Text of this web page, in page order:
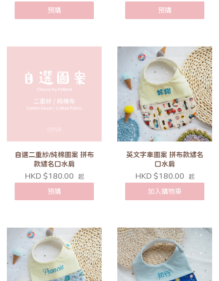
預購 預購
自選二重紗/純棉圖案 拼布
款繡名口水肩
HKD $180.00 起
預購
英文字車圖案 拼布款繡名
口水肩
HKD $180.00 起
加入購物車